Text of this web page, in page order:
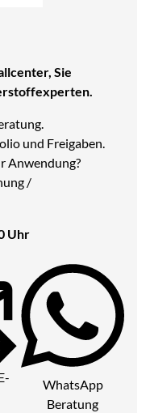
Sie
und Freigaben.
Anwendung?
/
Uhr
WhatsApp
Beratung